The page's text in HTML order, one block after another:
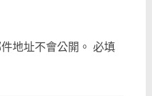
地址不會公開。 必填